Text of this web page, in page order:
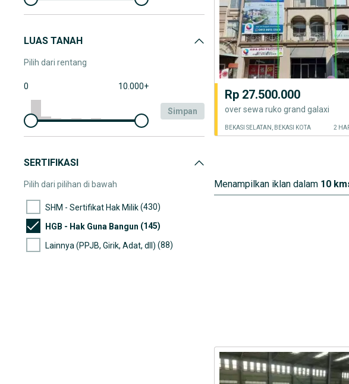
LUAS TANAH
Pilih dari rentang
0 10.000+
simpan
SERTIFIKASI
Pilih dari pilihan di bawah
SHM - Sertifikat Hak Milik(430)
HGB - Hak Guna Bangun (145)
Lainnya (PPJB, Girik, Adat, dll) (88)
Rp 27.500.000
over sewa ruko grand galaxi
BEKASI SELATAN, BEKASI KOTA 2
Menampilkan iklan dalam 10